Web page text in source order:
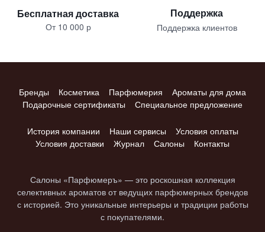
Бесплатная доставка
От 10 000 р
Поддержка
Поддержка клиентов
Бренды Косметика Парфюмерия
Ароматы для дома
Подарочные сертификаты
Специальное предложение
История компании Наши сервисы
Условия оплаты
Условия доставки
Журнал Салоны Контакты
Салоны «Парфюмеръ» — это роскошная коллекция
селективных ароматов от ведущих парфюмерных брендов
с историей. Это уникальные интерьеры и традиции работы
с покупателями.